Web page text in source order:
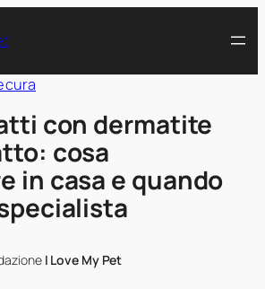
cura
con dermatite
cosa
in casa e quando
I Love My Pet